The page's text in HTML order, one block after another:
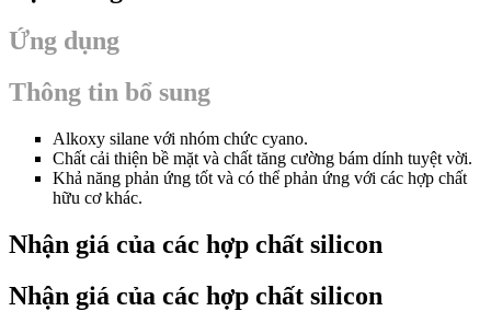
Ứng dụng
Thông tin bổ sung
Alkoxy silane với nhóm chức cyano.
Chất cải thiện bề mặt và chất tăng cường bám dính tuyệt vời.
Khả năng phản ứng tốt và có thể phản ứng với các hợp chất
hữu cơ khác.
Nhận giá của các hợp chất silicon
Nhận giá của các hợp chất silicon